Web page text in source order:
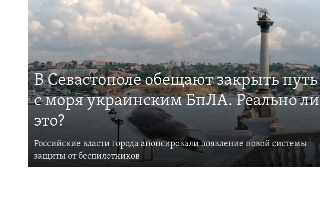
В Севастополе обещают закрыть путь
с моря украинским БпЛА. Реально ли
это?
Российские власти города анонсировали появление новой системы
защиты от беспилотников